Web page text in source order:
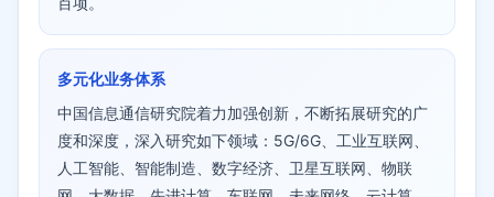
多元化业务体系
中国信息通信研究院着力加强创新，不断拓展研究的广
度和深度，深入研究如下领域：5G/6G、工业互联网、
人工智能、智能制造、数字经济、卫星互联网、物联